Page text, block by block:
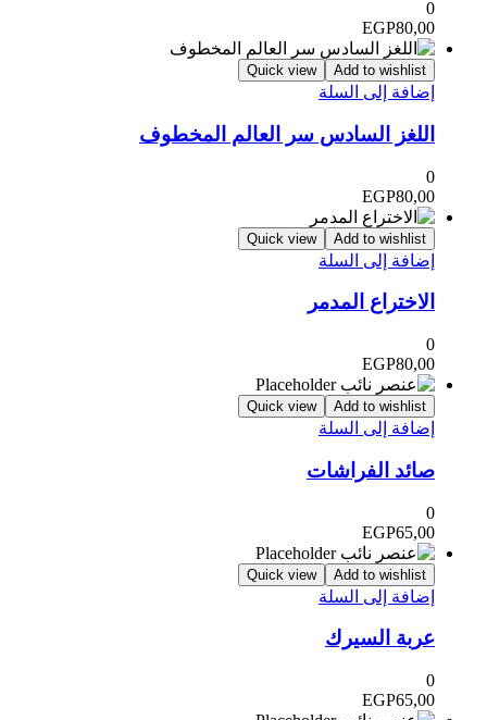
0
EGP80,00
Add to wishlist
Quick view
إضافة إلى السلة
اللغز السادس سر العالم المخطوف
0
EGP80,00
Add to wishlist
Quick view
إضافة إلى السلة
الاختراع المدمر
0
EGP80,00
Add to wishlist
Quick view
إضافة إلى السلة
صائد الفراشات
0
EGP65,00
Add to wishlist
Quick view
إضافة إلى السلة
عربة السيرك
0
EGP65,00